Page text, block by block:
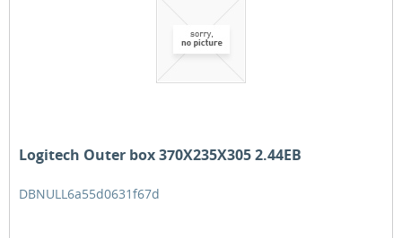
Logitech Outer box 370X235X305 2.44EB
DBNULL6a55d0631f67d